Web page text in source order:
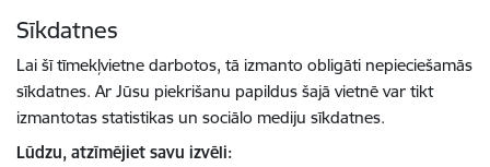
Sīkdatnes
Lai šī tīmekļvietne darbotos, tā izmanto obligāti nepieciešamās
sīkdatnes. Ar Jūsu piekrišanu papildus šajā vietnē var tikt
izmantotas statistikas un sociālo mediju sīkdatnes.
Lūdzu, atzīmējiet savu izvēli: